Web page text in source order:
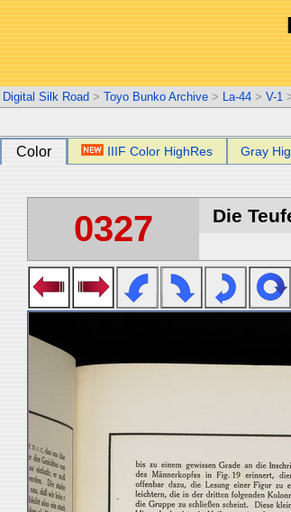
Digital Silk Road > Toyo Bunko Archive > La-44 > V-1
Color IIIF Color HighRes Gray
0327 Die